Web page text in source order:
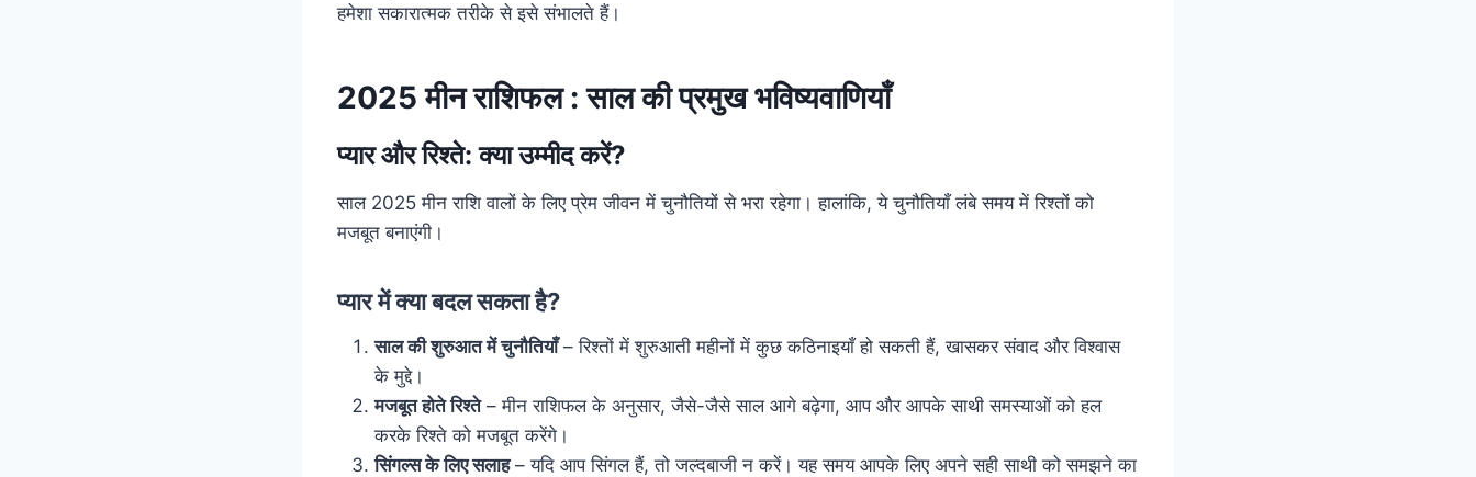
हमेशा सकारात्मक तरीके से इसे संभालते हैं।
2025 मीन राशिफल : साल की प्रमुख भविष्यवाणियाँ
प्यार और रिश्ते: क्या उम्मीद करें?
साल 2025 मीन राशि वालों के लिए प्रेम जीवन में चुनौतियों से भरा रहेगा। हालांकि, ये चुनौतियाँ लंबे समय में रिश्तों को
मजबूत बनाएंगी।
प्यार में क्या बदल सकता है?
साल की शुरुआत में चुनौतियाँ– रिश्तों में शुरुआती महीनों में कुछ कठिनाइयाँ हो सकती हैं, खासकर संवाद और विश्वास
के मुद्दे।
मजबूत होते रिश्ते– मीन राशिफल के अनुसार, जैसे-जैसे साल आगे बढ़ेगा, आप और आपके साथी समस्याओं को हल
करके रिश्ते को मजबूत करेंगे।
सिंगल्स के लिए सलाह– यदि आप सिंगल हैं, तो जल्दबाजी न करें। यह समय आपके लिए अपने सही साथी को समझने का